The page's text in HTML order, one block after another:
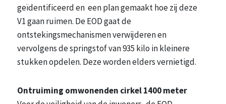
geïdentificeerd en een plan gemaakt hoe zij deze
V1 gaan ruimen. De EOD gaat de
ontstekingsmechanismen verwijderen en
vervolgens de springstof van 935 kilo in kleinere
stukken opdelen. Deze worden elders vernietigd.
Ontruiming omwonenden cirkel 1400 meter